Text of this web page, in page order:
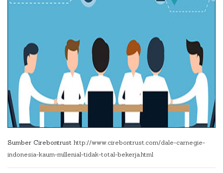
Sumber Cirebontrust http://www.cirebontrust.com/dale-carnegie-
indonesia-kaum-millenial-tidak-total-bekerja.html